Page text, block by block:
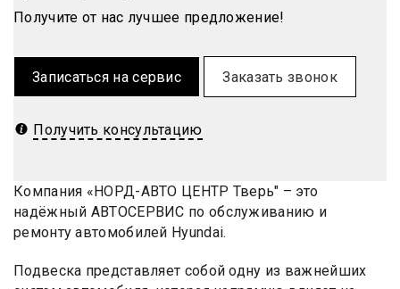
Получите от нас лучшее предложение!
Записаться на сервис Заказать звонок
Получить консультацию
Компания «НОРД-АВТО ЦЕНТР Тверь" – это
надёжный АВТОСЕРВИС по обслуживанию и
ремонту автомобилей Hyundai.
Подвеска представляет собой одну из важнейших